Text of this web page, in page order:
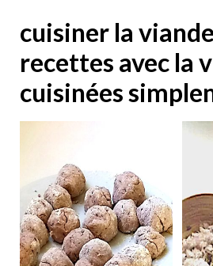
cuisiner la
recettes avec la
cuisinées